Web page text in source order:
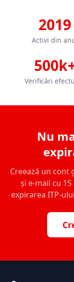
2019
Activi din
Verificări
Nu
Creează un
și e-mail cu
expirarea ITP-